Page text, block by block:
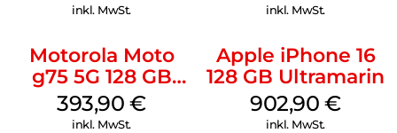
inkl. MwSt. inkl. MwSt.
Motorola Moto
g75 5G 128 GB
Charcoal Gray
393,90€
inkl. MwSt.
Apple iPhone 16
128 GB Ultramarin
902,90€
inkl. MwSt.